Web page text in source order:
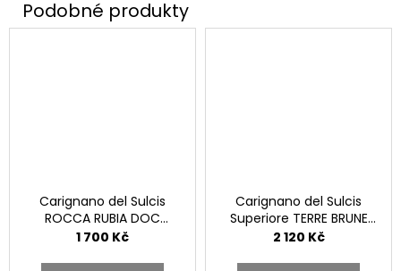
Carignano del Sulcis
ROCCA RUBIA DOC
Riserva Magnum.
1 700 Kč
Carignano del Sulcis
Superiore TERRE BRUNE
DOC.
2 120 Kč